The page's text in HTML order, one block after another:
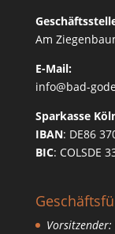
Am
E-Mail:
info@bad-
Sparkasse
IBAN: DE86
BIC: COLSDE
Vorsitzender: